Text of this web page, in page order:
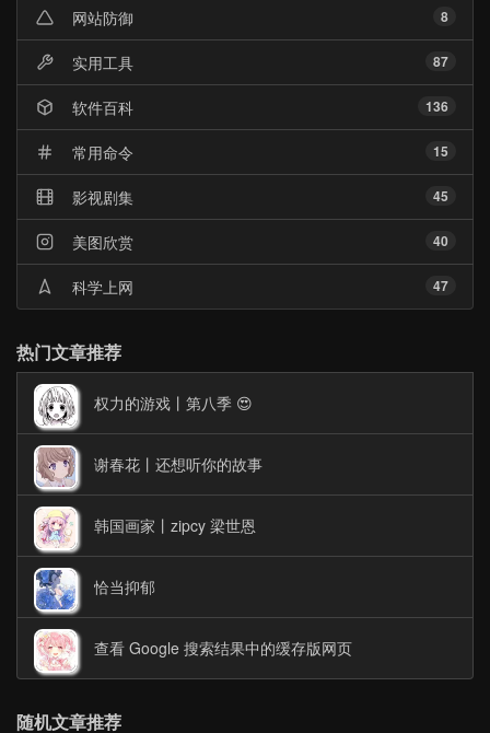
8
网站防御
87
实用工具
136
软件百科
15
常用命令
45
影视剧集
40
美图欣赏
47
科学上网
热门文章推荐
权力的游戏丨第八季 😍
谢春花丨还想听你的故事
韩国画家丨zipcy 梁世恩
恰当抑郁
查看 Google 搜索结果中的缓存版网页
随机文章推荐